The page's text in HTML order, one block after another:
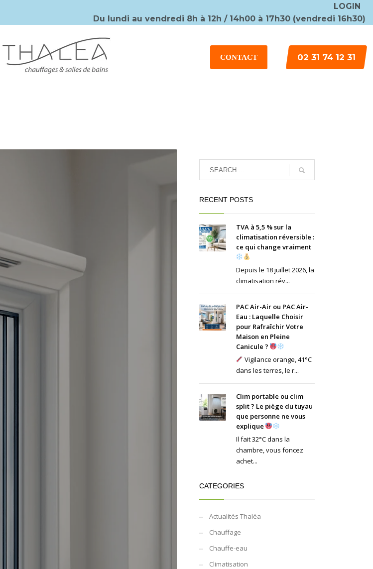
LOGIN
Du lundi au vendredi 8h à 12h / 14h00 à 17h30 (vendredi 16h30)
CONTACT 02 31 74 12 31
RECENT POSTS
TVA à 5,5 % sur la
climatisation réversible :
ce qui change vraiment
Depuis le 18 juillet 2026, la
climatisation rév...
PAC Air-Air ou PAC Air-
Eau : Laquelle Choisir
pour Rafraîchir Votre
Maison en Pleine
Canicule ?
Vigilance orange, 41°C
dans les terres, le r...
Clim portable ou clim
split ? Le piège du tuyau
que personne ne vous
explique
Il fait 32°C dans la
chambre, vous foncez
achet...
CATEGORIES
Actualités Thaléa
Chauffage
Chauffe-eau
Climatisation